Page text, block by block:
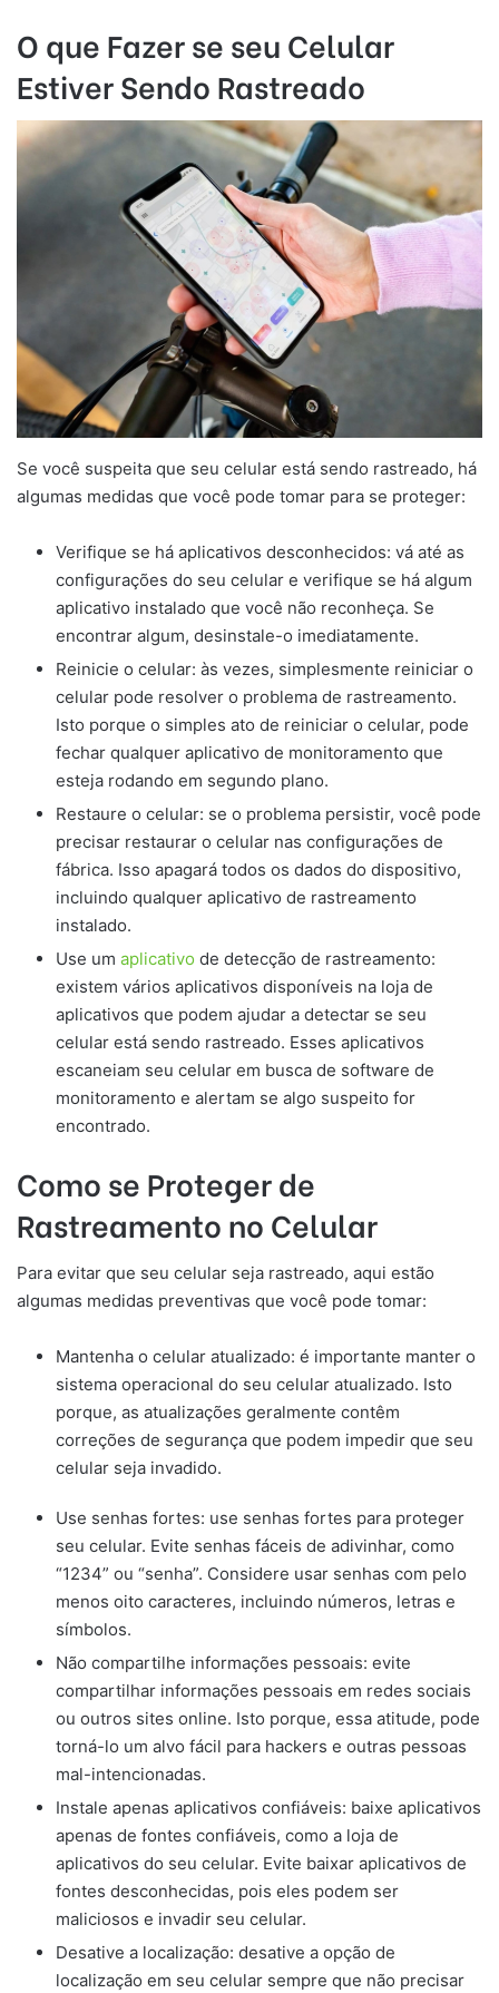
O que Fazer se seu Celular
Estiver Sendo Rastreado
Se você suspeita que seu celular está sendo rastreado, há
algumas medidas que você pode tomar para se proteger:
Verifique se há aplicativos desconhecidos: vá até as
configurações do seu celular e verifique se há algum
aplicativo instalado que você não reconheça. Se
encontrar algum, desinstale-o imediatamente.
Reinicie o celular: às vezes, simplesmente reiniciar o
celular pode resolver o problema de rastreamento.
Isto porque o simples ato de reiniciar o celular, pode
fechar qualquer aplicativo de monitoramento que
esteja rodando em segundo plano.
Restaure o celular: se o problema persistir, você pode
precisar restaurar o celular nas configurações de
fábrica. Isso apagará todos os dados do dispositivo,
incluindo qualquer aplicativo de rastreamento
instalado.
Use um aplicativo de detecção de rastreamento:
existem vários aplicativos disponíveis na loja de
aplicativos que podem ajudar a detectar se seu
celular está sendo rastreado. Esses aplicativos
escaneiam seu celular em busca de software de
monitoramento e alertam se algo suspeito for
encontrado.
Como se Proteger de
Rastreamento no Celular
Para evitar que seu celular seja rastreado, aqui estão
algumas medidas preventivas que você pode tomar:
Mantenha o celular atualizado: é importante manter o
sistema operacional do seu celular atualizado. Isto
porque, as atualizações geralmente contêm
correções de segurança que podem impedir que seu
celular seja invadido.
Use senhas fortes: use senhas fortes para proteger
seu celular. Evite senhas fáceis de adivinhar, como
“1234” ou “senha”. Considere usar senhas com pelo
menos oito caracteres, incluindo números, letras e
símbolos.
Não compartilhe informações pessoais: evite
compartilhar informações pessoais em redes sociais
ou outros sites online. Isto porque, essa atitude, pode
torná-lo um alvo fácil para hackers e outras pessoas
mal-intencionadas.
Instale apenas aplicativos confiáveis: baixe aplicativos
apenas de fontes confiáveis, como a loja de
aplicativos do seu celular. Evite baixar aplicativos de
fontes desconhecidas, pois eles podem ser
maliciosos e invadir seu celular.
Desative a localização: desative a opção de
localização em seu celular sempre que não precisar